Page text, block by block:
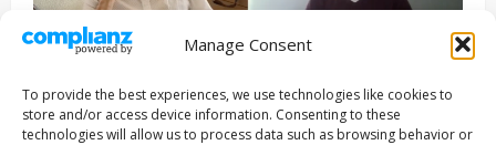
Manage Consent
To provide the best experiences, we use technologies like cookies to
store and/or access device information. Consenting to these
technologies will allow us to process data such as browsing behavior or
Entrevista Series
ENCUENTROS CON IVÁN URIEL T3E22: JUAN PATRICIO
RIVEROLL